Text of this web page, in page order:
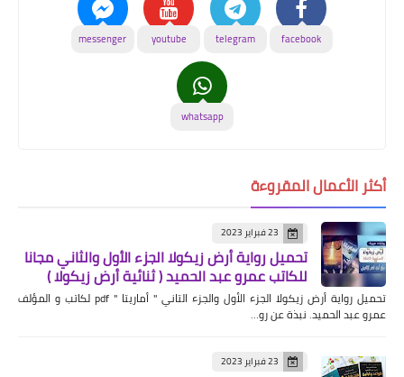
facebook
telegram
youtube
messenger
whatsapp
أكثر الأعمال المقروءة
23 فبراير 2023
تحميل رواية أرض زيكولا الجزء الأول والثاني مجانا
للكاتب عمرو عبد الحميد ( ثنائية أرض زيكولا )
تحميل رواية أرض زيكولا الجزء الأول والجزء التاني " أماريتا " pdf لكاتب و المؤلف
عمرو عبد الحميد. نبذة عن رو…
23 فبراير 2023